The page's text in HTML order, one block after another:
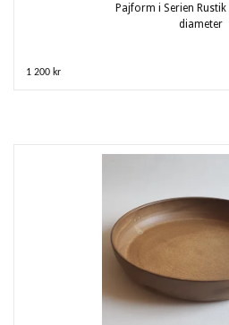
Pajform i Serien
diameter
1 200 kr